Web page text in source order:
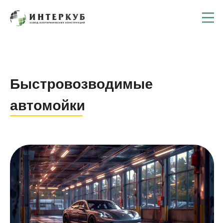
Быстровозводимые
автомойки